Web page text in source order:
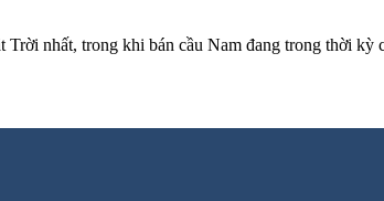
nhất, trong khi bán cầu Nam đang trong thời kỳ